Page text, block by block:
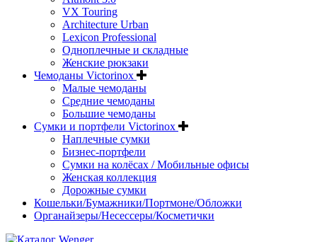
VX Touring
Architecture Urban
Lexicon Professional
Одноплечные и складные
Женские рюкзаки
Чемоданы Victorinox
Малые чемоданы
Средние чемоданы
Большие чемоданы
Сумки и портфели Victorinox
Наплечные сумки
Бизнес-портфели
Сумки на колёсах / Мобильные офисы
Женская коллекция
Дорожные сумки
Кошельки/Бумажники/Портмоне/Обложки
Органайзеры/Несессеры/Косметички